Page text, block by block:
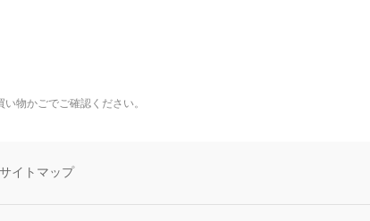
物かごでご確認ください。
サイトマップ